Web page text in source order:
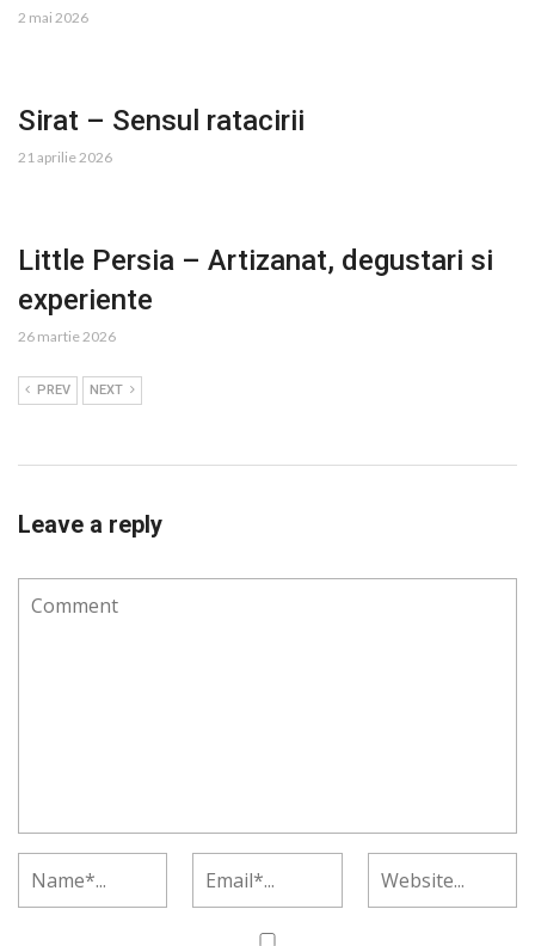
2 mai 2026
Sirat – Sensul ratacirii
21 aprilie 2026
Little Persia – Artizanat, degustari si
experiente
26 martie 2026
PREV NEXT
Leave a reply